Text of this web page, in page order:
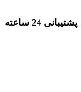
پشتیبانی 24 ساعته